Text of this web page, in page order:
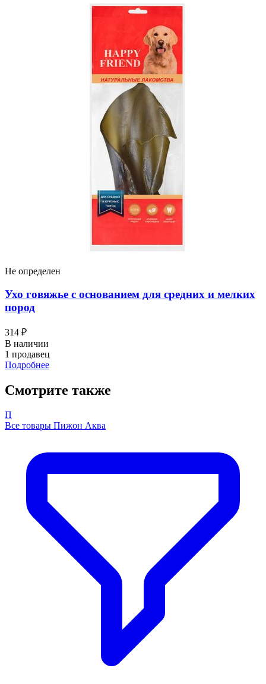
Не определен
Ухо говяжье с основанием для средних и мелких
пород
314 ₽
В наличии
1 продавец
Подробнее
Смотрите также
П
Все товары Пижон Аква